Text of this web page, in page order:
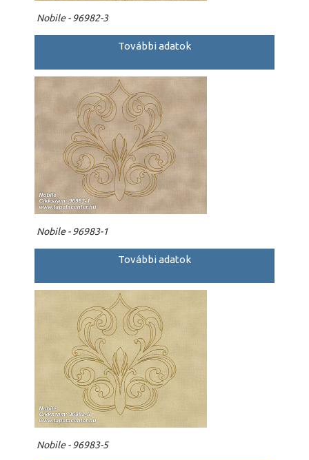
Nobile - 96982-3
További adatok
Nobile - 96983-1
További adatok
Nobile - 96983-5